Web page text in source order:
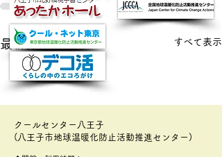
最新記事 すべて表示
クールセンター八王子
(八王子市地球温暖化防止活動推進センター)